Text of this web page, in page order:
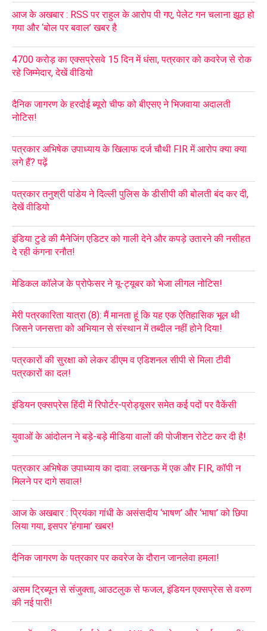
आज के अखबार : RSS पर राहुल के आरोप पी गए, पेलेट गन चलाना झूठ हो
गया और ‘बोल पर बवाल’ खबर है
4700 करोड़ का एक्सप्रेसवे 15 दिन में धंसा, पत्रकार को कवरेज से रोक
रहे जिम्मेदार, देखें वीडियो
दैनिक जागरण के हरदोई ब्यूरो चीफ को बीएसए ने भिजवाया अदालती
नोटिस!
पत्रकार अभिषेक उपाध्याय के खिलाफ दर्ज चौथी FIR में आरोप क्या क्या
लगे हैं? पढ़ें
पत्रकार तनुश्री पांडेय ने दिल्ली पुलिस के डीसीपी की बोलती बंद कर दी,
देखें वीडियो
इंडिया टुडे की मैनेजिंग एडिटर को गाली देने और कपड़े उतारने की नसीहत
दे रही कंगना रनौत!
मेडिकल कॉलेज के प्रोफेसर ने यू-ट्यूबर को भेजा लीगल नोटिस!
मेरी पत्रकारिता यात्रा (8): मैं मानता हूं कि यह एक ऐतिहासिक भूल थी
जिसने जनसत्ता को अभियान से संस्थान में तब्दील नहीं होने दिया!
पत्रकारों की सुरक्षा को लेकर डीएम व एडिशनल सीपी से मिला टीवी
पत्रकारों का दल!
इंडियन एक्सप्रेस हिंदी में रिपोर्टर-प्रोड्यूसर समेत कई पदों पर वैकेंसी
युवाओं के आंदोलन ने बड़े-बड़े मीडिया वालों की पोजीशन रोटेट कर दी है!
पत्रकार अभिषेक उपाध्याय का दावा: लखनऊ में एक और FIR, कॉपी न
मिलने पर दागे सवाल!
आज के अखबार : प्रियंका गांधी के असंसदीय ‘भाषण’ और ‘भाषा’ को छिपा
लिया गया, इसपर ‘हंगामा’ खबर!
दैनिक जागरण के पत्रकार पर कवरेज के दौरान जानलेवा हमला!
असम ट्रिब्यून से संजुक्ता, आउटलुक से फजल, इंडियन एक्सप्रेस से वरुण
की नई पारी!